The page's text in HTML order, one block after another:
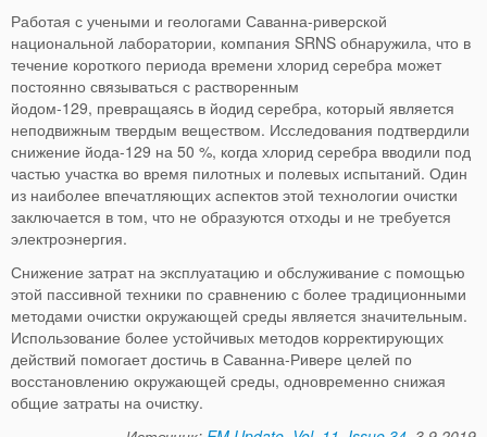
Работая с учеными и геологами Саванна-риверской
национальной лаборатории, компания SRNS обнаружила, что в
течение короткого периода времени хлорид серебра может
постоянно связываться с растворенным
йодом-129, превращаясь в йодид серебра, который является
неподвижным твердым веществом. Исследования подтвердили
снижение йода-129 на 50 %, когда хлорид серебра вводили под
частью участка во время пилотных и полевых испытаний. Один
из наиболее впечатляющих аспектов этой технологии очистки
заключается в том, что не образуются отходы и не требуется
электроэнергия.
Снижение затрат на эксплуатацию и обслуживание с помощью
этой пассивной техники по сравнению с более традиционными
методами очистки окружающей среды является значительным.
Использование более устойчивых методов корректирующих
действий помогает достичь в Саванна-Ривере целей по
восстановлению окружающей среды, одновременно снижая
общие затраты на очистку.